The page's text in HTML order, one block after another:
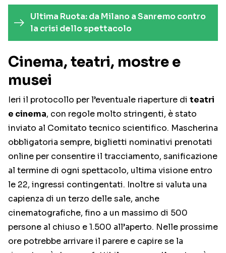
Ultima Ruota: da Milano a Sanremo contro
la crisi dello spettacolo
Cinema, teatri, mostre e
musei
Ieri il protocollo per l’eventuale riaperture di teatri
e cinema, con regole molto stringenti, è stato
inviato al Comitato tecnico scientifico. Mascherina
obbligatoria sempre, biglietti nominativi prenotati
online per consentire il tracciamento, sanificazione
al termine di ogni spettacolo, ultima visione entro
le 22, ingressi contingentati. Inoltre si valuta una
capienza di un terzo delle sale, anche
cinematografiche, fino a un massimo di 500
persone al chiuso e 1.500 all’aperto. Nelle prossime
ore potrebbe arrivare il parere e capire se la